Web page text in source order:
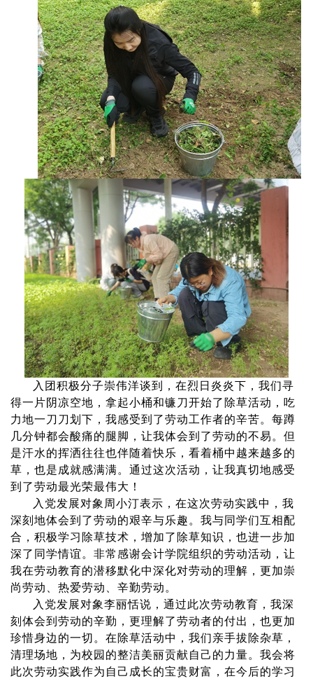
入团积极分子崇伟洋谈到，在烈日炎炎下，我们寻
得一片阴凉空地，拿起小桶和镰刀开始了除草活动，吃
力地一刀刀划下，我感受到了劳动工作者的辛苦。每蹲
几分钟都会酸痛的腿脚，让我体会到了劳动的不易。但
是汗水的挥洒往往也伴随着快乐，看着桶中越来越多的
草，也是成就感满满。通过这次活动，让我真切地感受
到了劳动最光荣最伟大！
入党发展对象周小汀表示，在这次劳动实践中，我
深刻地体会到了劳动的艰辛与乐趣。我与同学们互相配
合，积极学习除草技术，增加了除草知识，也进一步加
深了同学情谊。非常感谢会计学院组织的劳动活动，让
我在劳动教育的潜移默化中深化对劳动的理解，更加崇
尚劳动、热爱劳动、辛勤劳动。
入党发展对象李丽恬说，通过此次劳动教育，我深
刻体会到劳动的辛勤，更理解了劳动者的付出，也更加
珍惜身边的一切。在除草活动中，我们亲手拔除杂草，
清理场地，为校园的整洁美丽贡献自己的力量。我会将
此次劳动实践作为自己成长的宝贵财富，在今后的学习